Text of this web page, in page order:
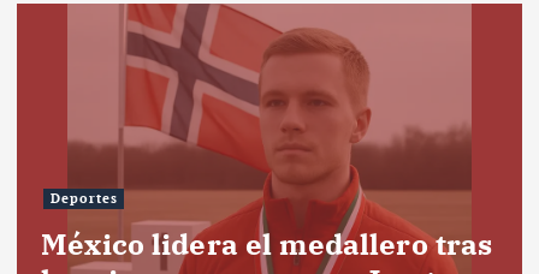
Deportes
México lidera el medallero tras